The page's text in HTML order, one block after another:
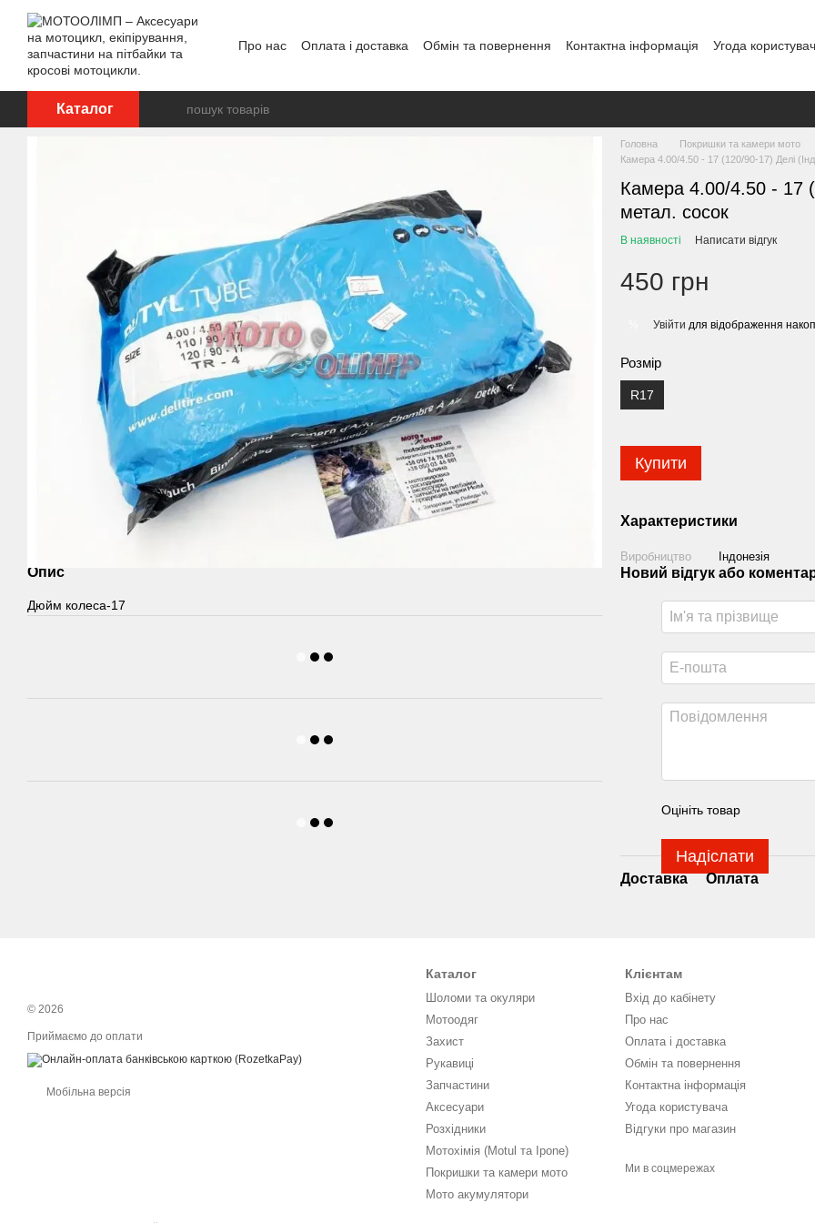
Перейти до основного контенту
Про нас Оплата і доставка Обмін та повернення Контактна інформація
Угода
Каталог
Опис
Дюйм колеса-17
Головна Покришки та камери мото
Камера 4.00/4.50 - 17 (120/90-17) Делі
Камера 4.00/4.50 - 17
метал. сосок
В наявності Написати відгук
450 грн
Увійти для відображення
Розмір
R17
Купити
Характеристики
Виробництво Індонезія
Новий відгук або
Оцініть товар
Надіслати
Доставка Оплата
© 2026
Приймаємо до оплати
Мобільна версія
Каталог
Шоломи та окуляри
Мотоодяг
Захист
Рукавиці
Запчастини
Аксесуари
Розхідники
Мотохімія (Motul та Ipone)
Покришки та камери мото
Мото акумулятори
Клієнтам
Вхід до кабінету
Про нас
Оплата і доставка
Обмін та повернення
Контактна інформація
Угода користувача
Відгуки про магазин
Ми в соцмережах